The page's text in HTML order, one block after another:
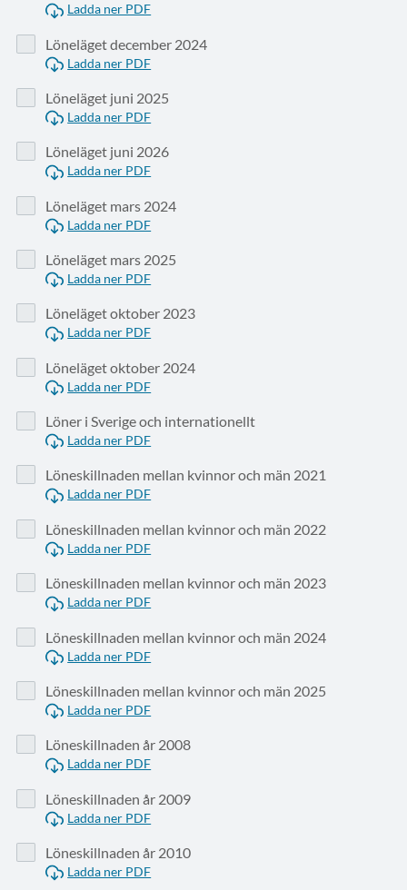
Ladda ner PDF
Löneläget december 2024
Ladda ner PDF
Löneläget juni 2025
Ladda ner PDF
Löneläget juni 2026
Ladda ner PDF
Löneläget mars 2024
Ladda ner PDF
Löneläget mars 2025
Ladda ner PDF
Löneläget oktober 2023
Ladda ner PDF
Löneläget oktober 2024
Ladda ner PDF
Löner i Sverige och internationellt
Ladda ner PDF
Löneskillnaden mellan kvinnor och män 2021
Ladda ner PDF
Löneskillnaden mellan kvinnor och män 2022
Ladda ner PDF
Löneskillnaden mellan kvinnor och män 2023
Ladda ner PDF
Löneskillnaden mellan kvinnor och män 2024
Ladda ner PDF
Löneskillnaden mellan kvinnor och män 2025
Ladda ner PDF
Löneskillnaden år 2008
Ladda ner PDF
Löneskillnaden år 2009
Ladda ner PDF
Löneskillnaden år 2010
Ladda ner PDF